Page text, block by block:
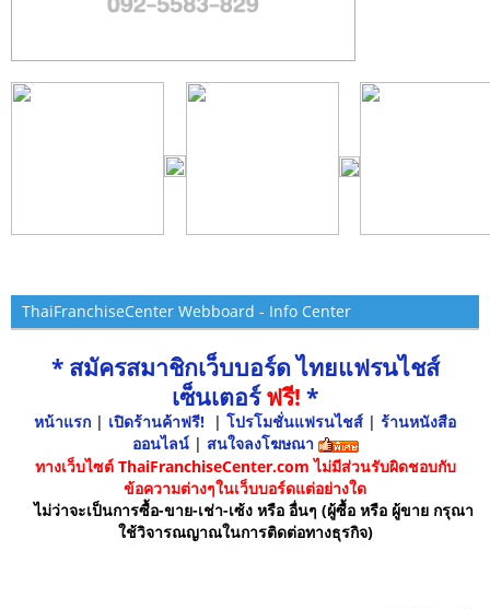
ThaiFranchiseCenter Webboard - Info Center
* สมัครสมาชิกเว็บบอร์ด ไทยแฟรนไชส์
เซ็นเตอร์ฟรี! *
หน้าแรก | เปิดร้านค้าฟรี! | โปรโมชั่นแฟรนไชส์ | ร้านหนังสือ
ออนไลน์ | สนใจลงโฆษณา
ทางเว็บไซต์ ThaiFranchiseCenter.com ไม่มีส่วนรับผิดชอบกับ
ข้อความต่างๆในเว็บบอร์ดแต่อย่างใด
ไม่ว่าจะเป็นการซื้อ-ขาย-เช่า-เซ้ง หรือ อื่นๆ (ผู้ซื้อ หรือ ผู้ขาย กรุณา
ใช้วิจารณญาณในการติดต่อทางธุรกิจ)